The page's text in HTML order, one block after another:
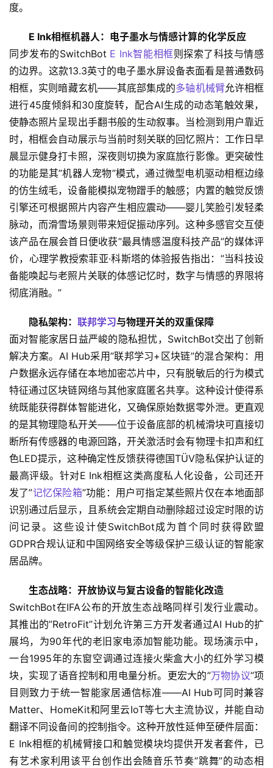
度。
E Ink相框机器人：电子墨水与情感计算的化学反应
同步发布的SwitchBot E Ink智能相框则探索了科技与情感
的边界。这款13.3英寸的电子墨水屏设备表面看是普通数码
相框，实则暗藏玄机——其底部集成的多轴机械臂允许相框
进行45度倾斜和30度旋转，配合AI生成的动态笔触效果，
使静态照片呈现出手翻书般的生动叙事。当检测到用户靠近
时，相框会自动展示与当前时刻关联的回忆照片：工作日早
晨显示健身打卡照，深夜则切换为家庭旅行影像。更突破性
的功能是其”机器人宠物”模式，通过微型电机驱动相框边缘
的仿生绒毛，设备能模拟宠物蹭手的触感；内置的触觉反馈
引擎还可根据照片内容产生相应震动——婴儿笑脸引发轻柔
脉动，而滑雪场景则带来短促振动序列。这种多感官交互使
该产品在展会首日便收获”最具情感温度科技产品”的媒体评
价，心理学教授索菲亚·科斯塔的体验报告指出：”当科技设
备能唤起与老照片关联的体感记忆时，数字与情感的界限将
彻底消融。”
隐私架构： 联邦学习与物理开关的双重保障
面对智能家居日益严峻的隐私担忧，SwitchBot交出了创新
解决方案。AI Hub采用”联邦学习+区块链”的混合架构：用
户数据永远存储在本地加密芯片中，只有脱敏后的行为模式
特征通过区块链网络与其他家庭匿名共享。这种设计使得系
统既能获得群体智能进化，又确保原始数据零外泄。更直观
的是其物理隐私开关——位于设备底部的机械滑块可直接切
断所有传感器的电源回路，开关激活时会有物理卡扣声和红
色LED提示，这种确定性反馈获得德国TÜV隐私保护认证的
最高评级。针对E Ink相框这类高度私人化设备，公司还开
发了”记忆保险箱”功能：用户可指定某些照片仅在本地面部
识别通过后显示，且系统会定期自动删除超过设定时限的访
问记录。这些设计使SwitchBot成为首个同时获得欧盟
GDPR合规认证和中国网络安全等级保护三级认证的智能家
居品牌。
生态战略：开放协议与复古设备的智能化改造
SwitchBot在IFA公布的开放生态战略同样引发行业震动。
其推出的”RetroFit”计划允许第三方开发者通过AI Hub的扩
展坞，为90年代的老旧家电添加智能功能。现场演示中，
一台1995年的东窗空调通过连接火柴盒大小的红外学习模
块，实现了语音控制和用电量分析。更宏大的”万物协议”项
目则致力于统一智能家居通信标准——AI Hub可同时兼容
Matter、HomeKit和阿里云IoT等七大主流协议，并能自动
翻译不同设备间的控制指令。这种开放性延伸至硬件层面：
E Ink相框的机械臂接口和触觉模块均提供开发者套件，已
有艺术家利用该平台创作出会随音乐节奏”跳舞”的动态相